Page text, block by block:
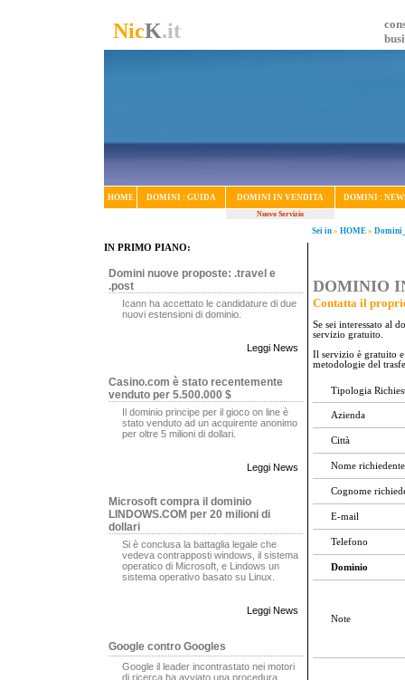
NicK.it
HOME DOMINI : GUIDA DOMINI IN VENDITA DOMINI :
Nuovo Servizio
Sei in » HOME »
IN PRIMO PIANO:
Domini nuove proposte: .travel e
.post
Icann ha accettato le candidature di due
nuovi estensioni di dominio.
Leggi News
Casino.com è stato recentemente
venduto per 5.500.000 $
Il dominio principe per il gioco on line è
stato venduto ad un acquirente anonimo
per oltre 5 milioni di dollari.
Leggi News
Microsoft compra il dominio
LINDOWS.COM per 20 milioni di
dollari
Si è conclusa la battaglia legale che
vedeva contrapposti windows, il sistema
operatico di Microsoft, e Lindows un
sistema operativo basato su Linux.
Leggi News
Google contro Googles
Google il leader incontrastato nei motori
di ricerca ha avviato una procedura
DOMINIO
Contatta il
Se sei interessato al
servizio gratuito.
Il servizio è gratuito
metodologie del
Tipologia
Azienda
Città
Nome richiedente
Cognome
E-mail
Telefono
Dominio
Note